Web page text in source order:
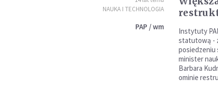
NAUKA I TECHNOLOGIA
PAP / wm
Instytuty
statutową -
posiedzeniu
minister
Barbara
ominie